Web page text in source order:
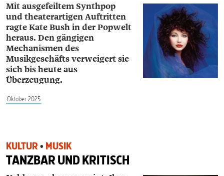
Mit ausgefeiltem Synthpop
und theaterartigen Auftritten
ragte Kate Bush in der Popwelt
heraus. Den gängigen
Mechanismen des
Musikgeschäfts verweigert sie
sich bis heute aus
Überzeugung.
Oktober 2025
KULTUR • MUSIK
TANZBAR UND KRITISCH